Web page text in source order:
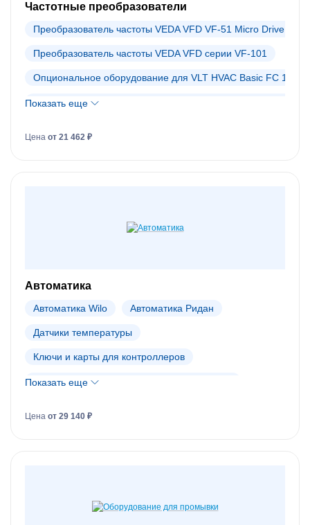
Частотные преобразователи
Преобразователь частоты VEDA VFD VF-51 Micro Drive
Преобразователь частоты VEDA VFD серии VF-101
Опциональное оборудование для VLT HVAC Basic FC 101
Опциональное оборудование для VLT Micro Drive FC 51
Показать еще
Цена от 21 462 ₽
Автоматика
Автоматика Wilo Автоматика Ридан
Датчики температуры
Ключи и карты для контроллеров
Распределительные коллекторы (гребенки)
Показать еще
Цена от 29 140 ₽